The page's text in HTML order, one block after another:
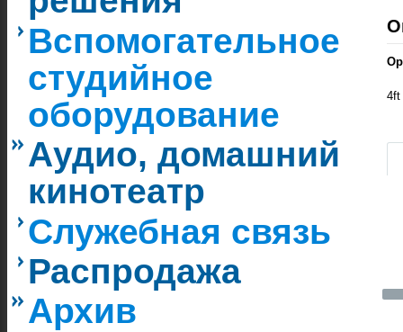
Вспомогательное
студийное
оборудование
Аудио, домашний
кинотеатр
Служебная связь
Распродажа
Архив
4ft